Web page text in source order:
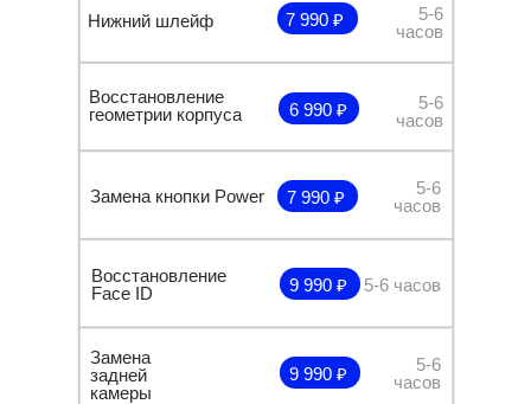
Восстановление
геометрии корпуса
Нижний шлейф 7 990 ₽
5-6
часов
6 990 ₽
5-6
часов
Замена кнопки Power 7 990 ₽
5-6
часов
Восстановление
Face ID
9 990 ₽ 5-6 часов
Замена
задней
камеры
9 990 ₽
5-6
часов